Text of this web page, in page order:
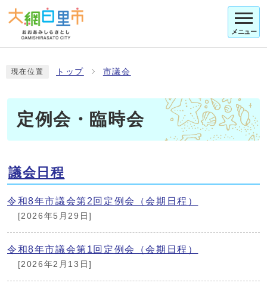
メニュー
現在位置 トップ 市議会
定例会・臨時会
議会日程
令和8年市議会第2回定例会（会期日程）
[2026年5月29日]
令和8年市議会第1回定例会（会期日程）
[2026年2月13日]